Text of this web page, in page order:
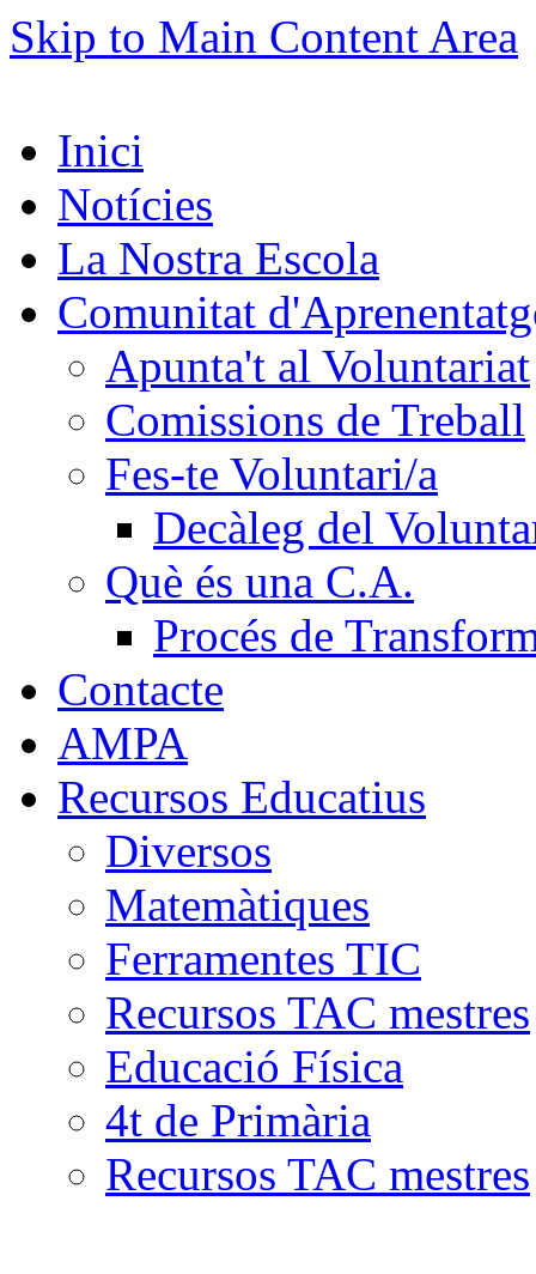
Skip to Main Content Area
Inici
Notícies
La Nostra Escola
Comunitat
Apunta't al Voluntariat
Comissions de Treball
Fes-te Voluntari/a
Decàleg del
Què és una C.A.
Procés de
Contacte
AMPA
Recursos Educatius
Diversos
Matemàtiques
Ferramentes TIC
Recursos TAC mestres
Educació Física
4t de Primària
Recursos TAC mestres